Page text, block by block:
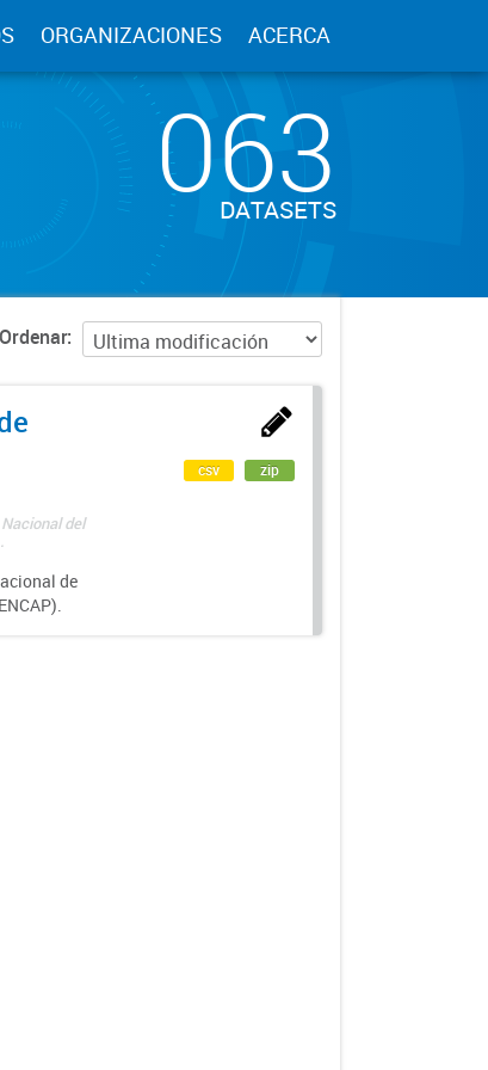
ORGANIZACIONES ACERCA
063
DATASETS
Ordenar
del
de
csv zip